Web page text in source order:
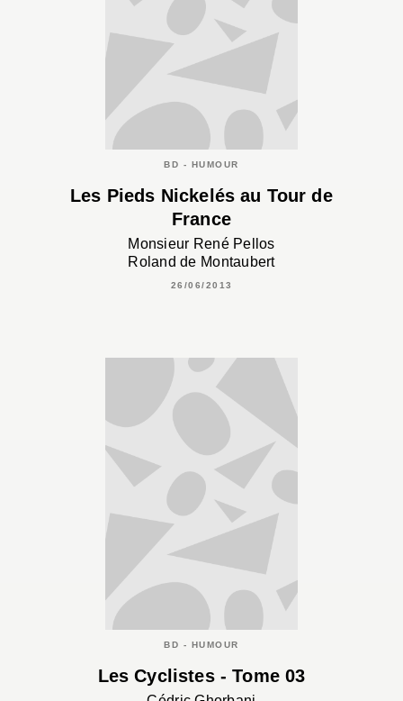
BD - HUMOUR
Les Pieds Nickelés au Tour de
France
Monsieur René Pellos
Roland de Montaubert
26/06/2013
BD - HUMOUR
Les Cyclistes - Tome 03